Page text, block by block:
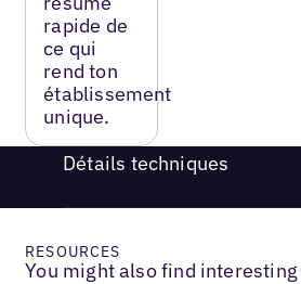
rapide de
ce qui
rend ton
établissement
unique.
Détails techniques
RESOURCES
You might also find interesting